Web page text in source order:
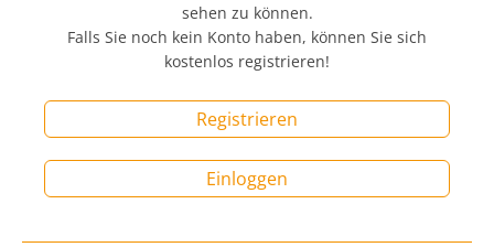
sehen zu können.
Falls Sie noch kein Konto haben, können Sie sich
kostenlos registrieren!
Registrieren
Einloggen